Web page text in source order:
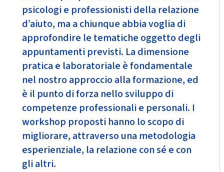
psicologi e professionisti della relazione
d’aiuto, ma a chiunque abbia voglia di
approfondire le tematiche oggetto degli
appuntamenti previsti. La dimensione
pratica e laboratoriale è fondamentale
nel nostro approccio alla formazione, ed
è il punto di forza nello sviluppo di
competenze professionali e personali. I
workshop proposti hanno lo scopo di
migliorare, attraverso una metodologia
esperienziale, la relazione con sé e con
gli altri.